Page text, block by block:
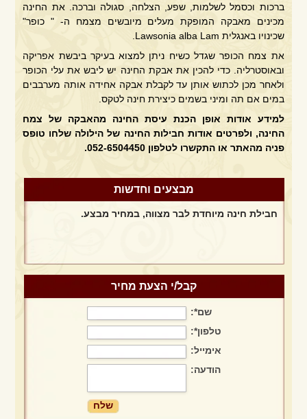
ברכות וכסמל לשלמות, שפע, הצלחה, סגולה וברכה. את החינה
מכינים מאבקה המופקת מעלים מיובשים מצמח ה- " כופר"
שכינויו באנגלית Lawsonia alba Lam.
את צמח הכופר שגדל כשיח ניתן למצוא בעיקר ביבשת אפריקה
ובאוסטרליה. כדי להכין את אבקת החינה יש ליבש את עלי הכופר
ולאחר מכן לכתוש אותן עד לקבלת אבקה אחידה אותה מערבבים
במים אם תה ומיני בשמים כיצירת חינה לטקס.
למידע אודות אופן הכנת עיסת החינה מהאבקה של צמח
החינה, ולפרטים אודות חבילות החינה של הילולה שלחו טופס
פניה מהאתר או התקשרו לטלפון 052-6504450.
מבצעים וחדשות
חבילת חינה מיוחדת לבר מצווה, במחיר מבצע.
חבילה מושלמת במבצע מיוחד לחודש פברואר בלבד!!!!
קבל/י הצעת מחיר
שם*:
טלפון*:
אימייל:
הודעה: